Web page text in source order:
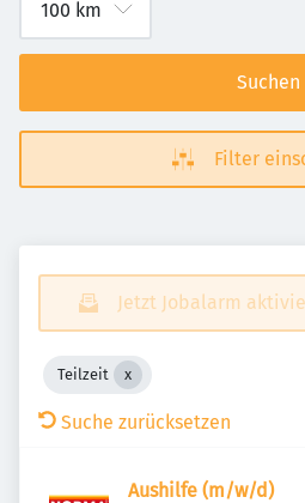
Suchen
Filter
Jetzt Jobalarm
Teilzeit
Suche zurücksetzen
Aushilfe (m/w/d)